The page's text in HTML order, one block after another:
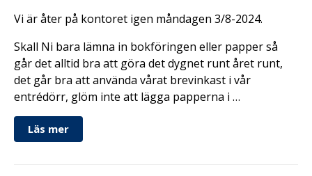
Vi är åter på kontoret igen måndagen 3/8-2024.
Skall Ni bara lämna in bokföringen eller papper så
går det alltid bra att göra det dygnet runt året runt,
det går bra att använda vårat brevinkast i vår
entrédörr, glöm inte att lägga papperna i …
Läs mer